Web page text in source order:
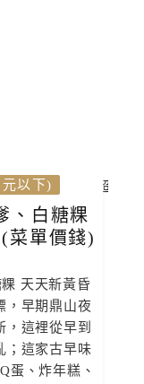
以下)
、白糖粿
菜單價錢)
天天新黃昏
，早期鼎山夜
，這裡從早到
；這家古早味
蛋、炸年糕、